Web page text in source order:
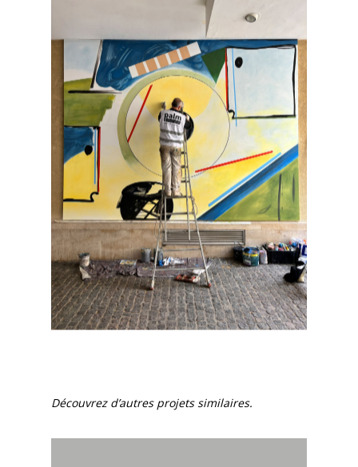
Découvrez d’autres projets similaires.